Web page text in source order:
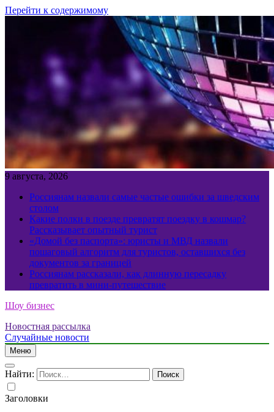
Перейти к содержимому
9 августа, 2026
Россиянам назвали самые частые ошибки за шведским
столом
Какие полки в поезде превратят поездку в кошмар?
Рассказывает опытный турист
«Домой без паспорта»: юристы и МВД назвали
пошаговый алгоритм для туристов, оставшихся без
документов за границей
Россиянам рассказали, как длинную пересадку
превратить в мини-путешествие
Шоу бизнес
Новостная рассылка
Случайные новости
Меню
Найти:
Заголовки